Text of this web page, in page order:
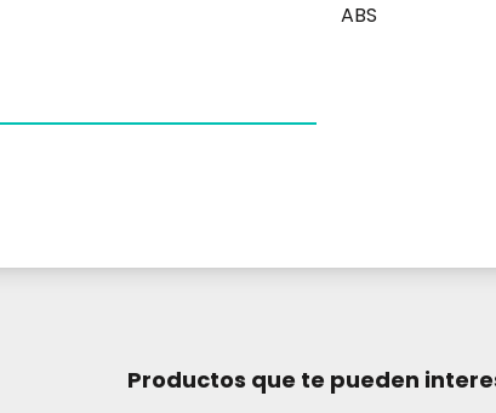
ABS
Productos que te pueden